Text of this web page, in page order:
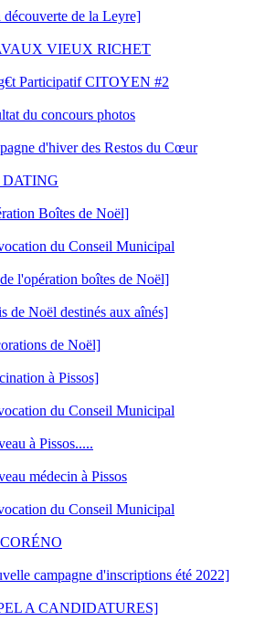
découverte de la Leyre]
VIEUX RICHET
Participatif CITOYEN #2
du concours photos
d'hiver des Restos du Cœur
DATING
Boîtes de Noël]
du Conseil Municipal
l'opération boîtes de Noël]
de Noël destinés aux aînés]
de Noël]
à Pissos]
du Conseil Municipal
à Pissos.....
médecin à Pissos
du Conseil Municipal
campagne d'inscriptions été 2022]
A CANDIDATURES]